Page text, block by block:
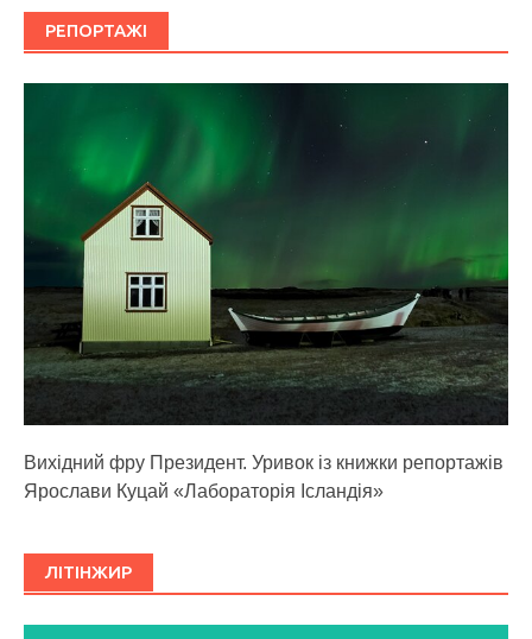
РЕПОРТАЖІ
Вихідний фру Президент. Уривок із книжки репортажів
Ярослави Куцай «Лабораторія Ісландія»
ЛІТІНЖИР